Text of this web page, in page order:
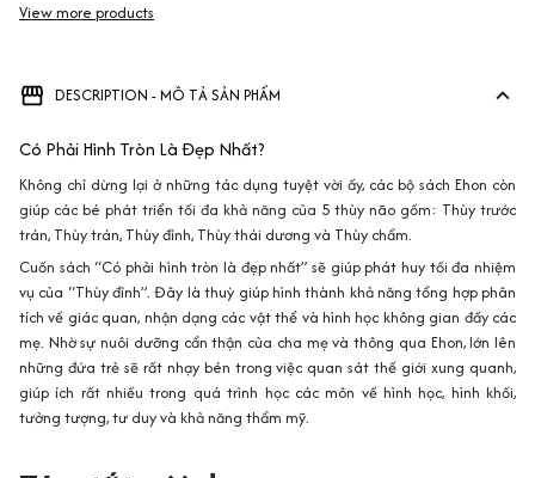
View more products
DESCRIPTION - MÔ TẢ SẢN PHẨM
Có Phải Hình Tròn Là Đẹp Nhất?
Không chỉ dừng lại ở những tác dụng tuyệt vời ấy, các bộ sách Ehon còn
giúp các bé phát triển tối đa khả năng của 5 thùy não gồm: Thùy trước
trán, Thùy trán, Thùy đỉnh, Thùy thái dương và Thùy chẩm.
Cuốn sách “Có phải hình tròn là đẹp nhất” sẽ giúp phát huy tối đa nhiệm
vụ của “Thùy đỉnh”. Đây là thuỳ giúp hình thành khả năng tổng hợp phân
tích về giác quan, nhận dạng các vật thể và hình học không gian đấy các
mẹ. Nhờ sự nuôi dưỡng cẩn thận của cha mẹ và thông qua Ehon, lớn lên
những đứa trẻ sẽ rất nhạy bén trong việc quan sát thế giới xung quanh,
giúp ích rất nhiều trong quá trình học các môn về hình học, hình khối,
tưởng tượng, tư duy và khả năng thẩm mỹ.